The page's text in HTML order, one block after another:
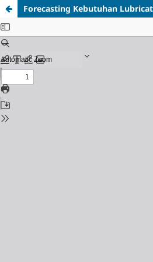
Forecasting Kebutuhan